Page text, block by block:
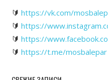
🔰 https://vk.com/
🔰 https://
🔰 https://
🔰 https://t.me/mosbalepar